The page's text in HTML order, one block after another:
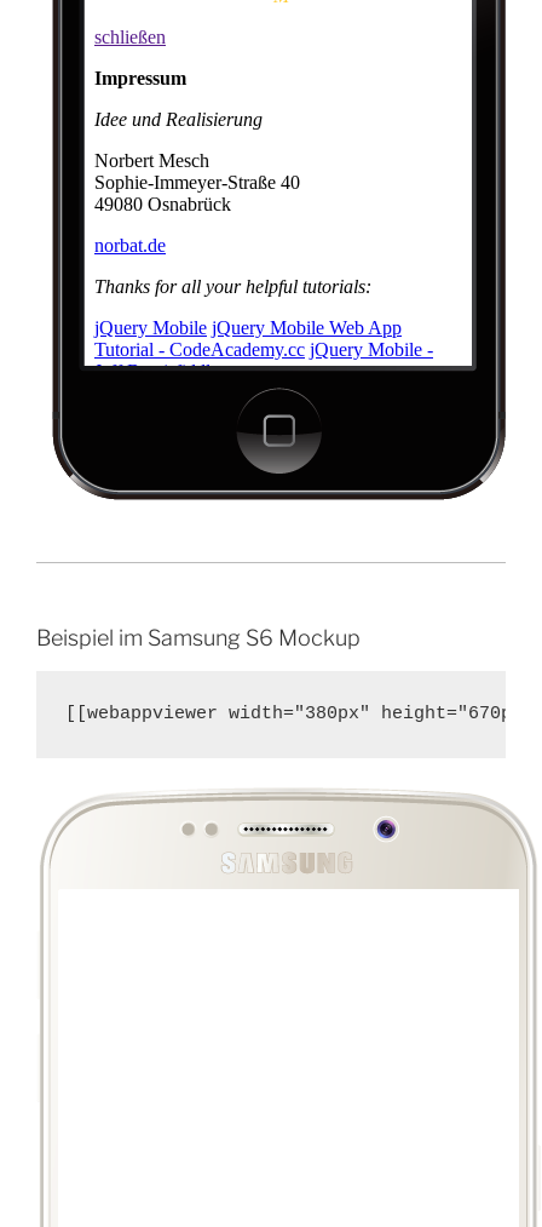
Beispiel im Samsung S6 Mockup
[[webappviewer width="380px"